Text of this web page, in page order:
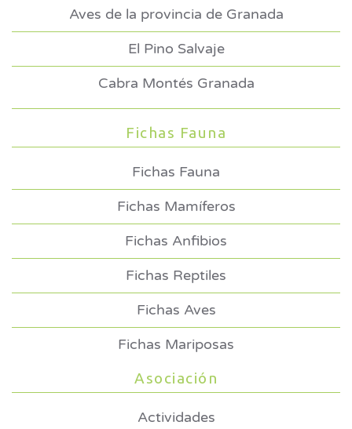
Aves de la provincia de Granada
El Pino Salvaje
Cabra Montés Granada
Fichas Fauna
Fichas Fauna
Fichas Mamíferos
Fichas Anfibios
Fichas Reptiles
Fichas Aves
Fichas Mariposas
Asociación
Actividades